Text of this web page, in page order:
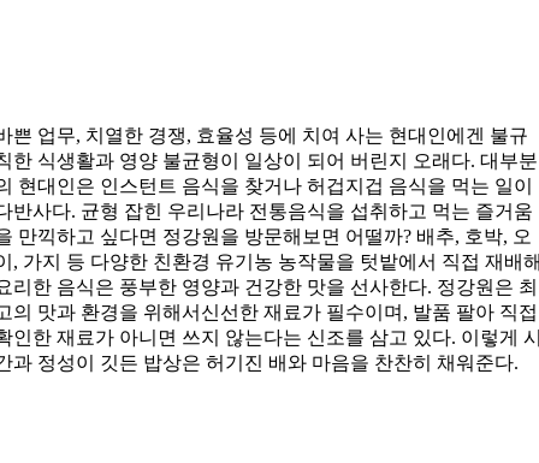
쁜 업무, 치열한 경쟁, 효율성 등에 치여 사는 현대인에겐 불규
한 식생활과 영양 불균형이 일상이 되어 버린지 오래다. 대부분
현대인은 인스턴트 음식을 찾거나 허겁지겁 음식을 먹는 일이
반사다. 균형 잡힌 우리나라 전통음식을 섭취하고 먹는 즐거움
만끽하고 싶다면 정강원을 방문해보면 어떨까? 배추, 호박, 오
, 가지 등 다양한 친환경 유기농 농작물을 텃밭에서 직접 재배
리한 음식은 풍부한 영양과 건강한 맛을 선사한다. 정강원은 최
의 맛과 환경을 위해서신선한 재료가 필수이며, 발품 팔아 직접
인한 재료가 아니면 쓰지 않는다는 신조를 삼고 있다. 이렇게
과 정성이 깃든 밥상은 허기진 배와 마음을 찬찬히 채워준다.